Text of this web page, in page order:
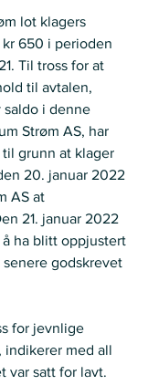
lot klagers
650 i perioden
Til tross for at
til avtalen,
saldo i denne
Strøm AS, har
grunn at klager
20. januar 2022
AS at
21. januar 2022
ha blitt oppjustert
senere godskrevet
for jevnlige
indikerer med all
var satt for lavt.